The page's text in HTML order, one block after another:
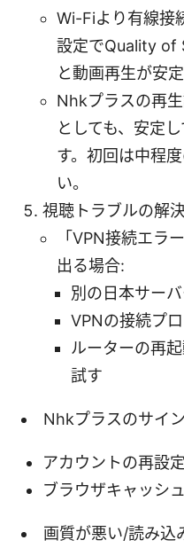
Wi-Fiより有線接
設定でQuality of
と動画再生が安定
Nhkプラスの再
としても、安定
す。初回は中程
い。
視聴トラブルの解
「VPN接続エラ
出る場合:
別の日本サー
VPNの接続プ
ルーターの再
試す
Nhkプラスのサイ
アカウントの再設
ブラウザキャッシ
画質が悪い/読み込